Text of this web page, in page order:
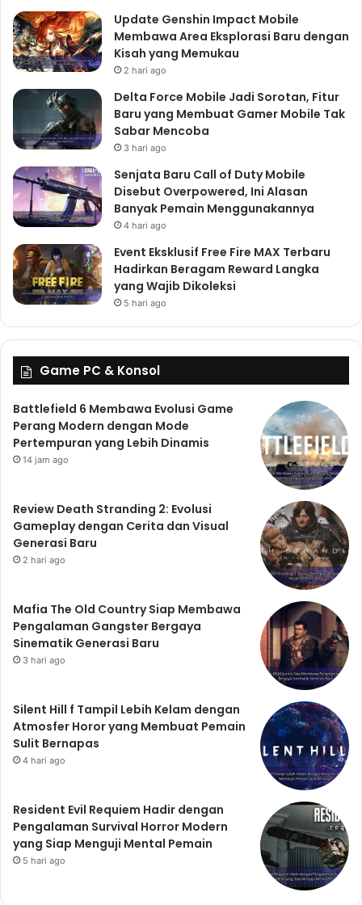
Update Genshin Impact Mobile
Membawa Area Eksplorasi Baru dengan
Kisah yang Memukau
2 hari ago
Delta Force Mobile Jadi Sorotan, Fitur
Baru yang Membuat Gamer Mobile Tak
Sabar Mencoba
3 hari ago
Senjata Baru Call of Duty Mobile
Disebut Overpowered, Ini Alasan
Banyak Pemain Menggunakannya
4 hari ago
Event Eksklusif Free Fire MAX Terbaru
Hadirkan Beragam Reward Langka
yang Wajib Dikoleksi
5 hari ago
Game PC & Konsol
Battlefield 6 Membawa Evolusi Game
Perang Modern dengan Mode
Pertempuran yang Lebih Dinamis
14 jam ago
Review Death Stranding 2: Evolusi
Gameplay dengan Cerita dan Visual
Generasi Baru
2 hari ago
Mafia The Old Country Siap Membawa
Pengalaman Gangster Bergaya
Sinematik Generasi Baru
3 hari ago
Silent Hill f Tampil Lebih Kelam dengan
Atmosfer Horor yang Membuat Pemain
Sulit Bernapas
4 hari ago
Resident Evil Requiem Hadir dengan
Pengalaman Survival Horror Modern
yang Siap Menguji Mental Pemain
5 hari ago